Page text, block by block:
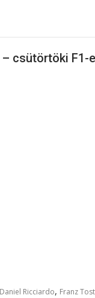
csütörtöki F1-
Daniel Ricciardo, Franz Tost